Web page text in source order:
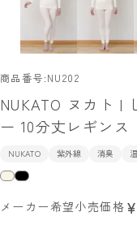
商品番号 NU202
NUKATO ヌカト |
ー 10分丈レギンス
NUKATO 紫外線 消臭
メーカー希望小売価格 ¥